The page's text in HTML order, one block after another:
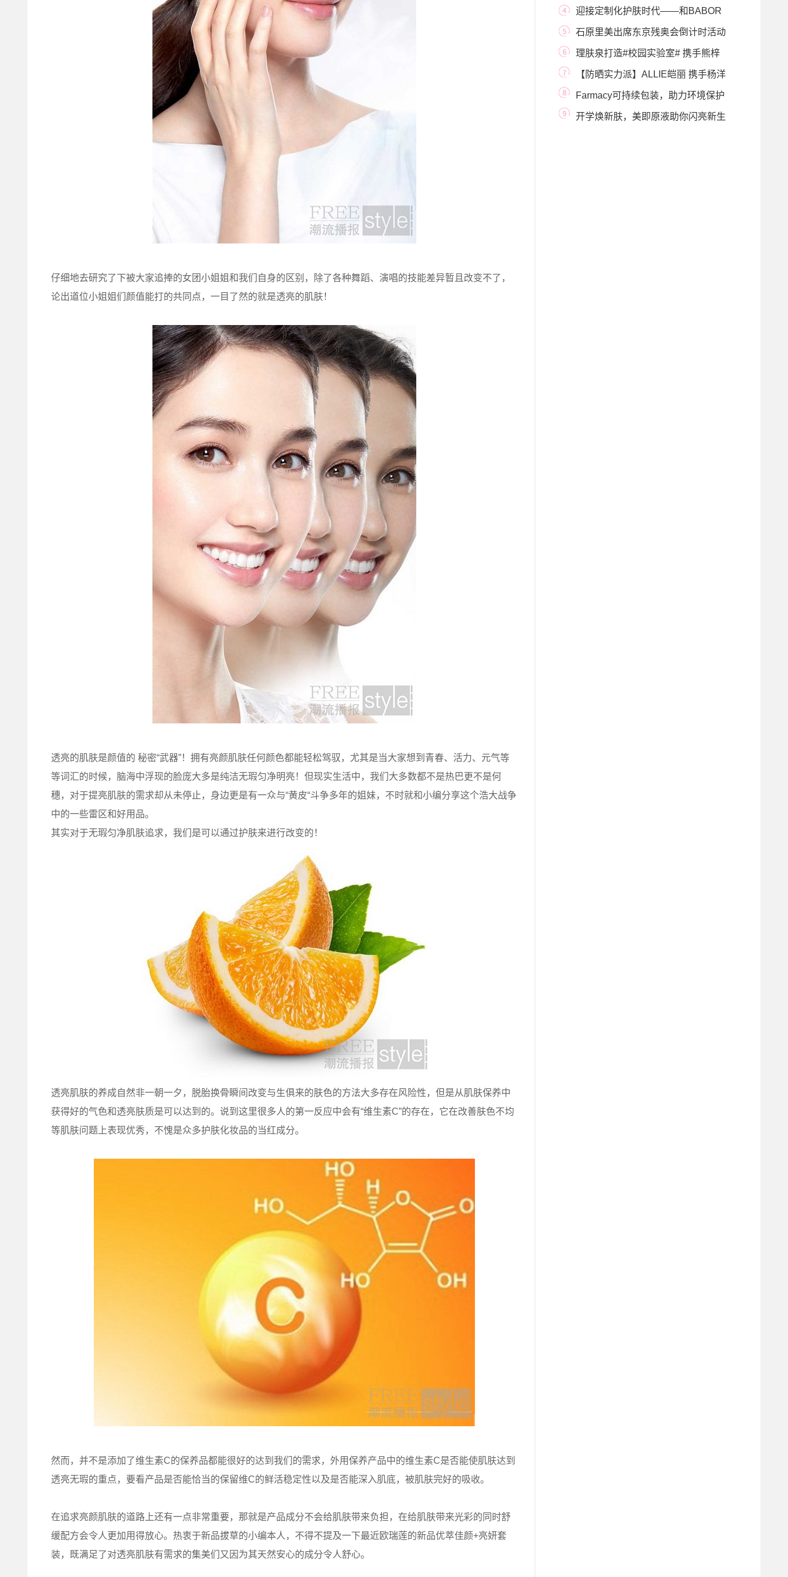
仔细地去研究了下被大家追捧的女团小姐姐和我们自身的区别，除了各种舞蹈、演唱的技能差异暂且改变不了，
论出道位小姐姐们颜值能打的共同点，一目了然的就是透亮的肌肤！
透亮的肌肤是颜值的 秘密“武器”！拥有亮颜肌肤任何颜色都能轻松驾驭，尤其是当大家想到青春、活力、元气等
等词汇的时候，脑海中浮现的脸庞大多是纯洁无瑕匀净明亮！但现实生活中，我们大多数都不是热巴更不是何
穗，对于提亮肌肤的需求却从未停止，身边更是有一众与“黄皮“斗争多年的姐妹，不时就和小编分享这个浩大战争
中的一些雷区和好用品。
其实对于无瑕匀净肌肤追求，我们是可以通过护肤来进行改变的！
透亮肌肤的养成自然非一朝一夕，脱胎换骨瞬间改变与生俱来的肤色的方法大多存在风险性，但是从肌肤保养中
获得好的气色和透亮肤质是可以达到的。说到这里很多人的第一反应中会有“维生素C”的存在，它在改善肤色不均
等肌肤问题上表现优秀，不愧是众多护肤化妆品的当红成分。
然而，并不是添加了维生素C的保养品都能很好的达到我们的需求，外用保养产品中的维生素C是否能使肌肤达到
透亮无瑕的重点，要看产品是否能恰当的保留维C的鲜活稳定性以及是否能深入肌底，被肌肤完好的吸收。
在追求亮颜肌肤的道路上还有一点非常重要，那就是产品成分不会给肌肤带来负担，在给肌肤带来光彩的同时舒
缓配方会令人更加用得放心。热衷于新品拔草的小编本人，不得不提及一下最近欧瑞莲的新品优萃佳颜+亮妍套
装，既满足了对透亮肌肤有需求的集美们又因为其天然安心的成分令人舒心。
世界各地艺术
迎接定制化护肤时代——和BABOR
芭宝一起科学洁肤
石原里美出席东京残奥会倒计时活动
青春活力秀
理肤泉打造#校园实验室# 携手熊梓
淇与你一起【防晒实力派】ALLIE皑丽 携手杨洋
共同守护你的
Farmacy可持续包装，助力环境保护
开学焕新肤，美即原液助你闪亮新生